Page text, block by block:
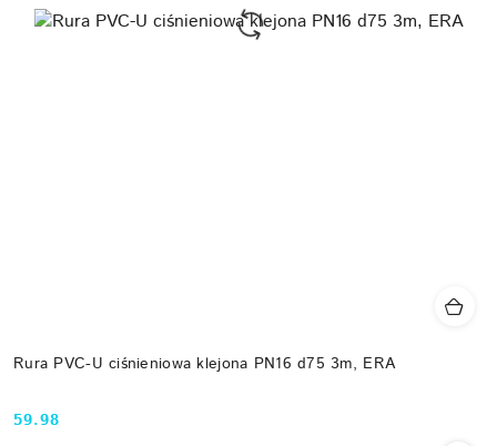
Rura PVC-U ciśnieniowa klejona PN16 d75 3m, ERA
Cena:
59.98